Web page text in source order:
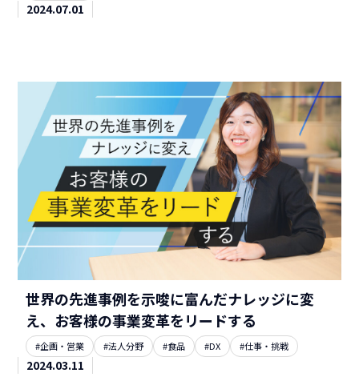
2024.07.01
世界の先進事例を示唆に富んだナレッジに変
え、お客様の事業変革をリードする
#企画・営業 #法人分野 #食品 #DX #仕事・挑戦
2024.03.11